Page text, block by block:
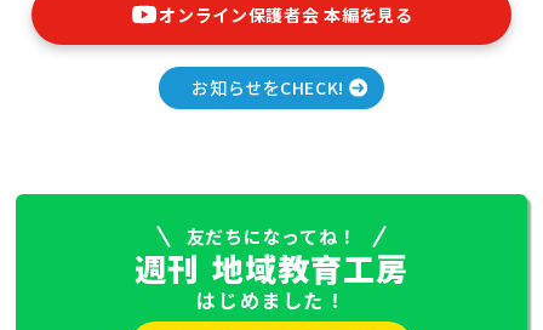
オンライン保護者会 本編を見る
お知らせをCHECK!
友だちになってね！
週刊 地域教育工房
はじめました！